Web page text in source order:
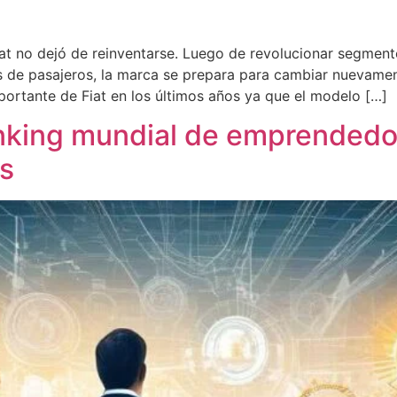
no dejó de reinventarse. Luego de revolucionar
pasajeros, la marca se prepara para cambiar
de Fiat en los últimos años ya que el modelo […]
mundial de